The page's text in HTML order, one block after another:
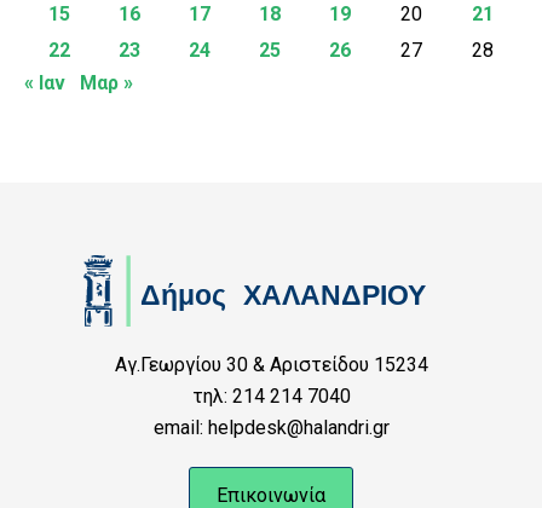
15
16 17 18 19 20
21
22
23 24 25 26 27
28
« Ιαν
Μαρ »
Αγ.Γεωργίου 30 & Αριστείδου 15234
τηλ: 214 214 7040
email: helpdesk@halandri.gr
Επικοινωνία